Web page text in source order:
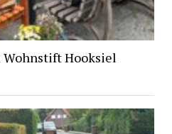
Wohnstift Hooksiel